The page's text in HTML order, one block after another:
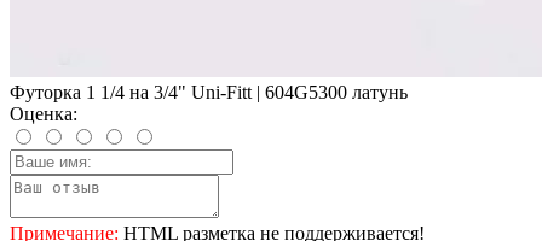
Футорка 1 1/4 на 3/4" Uni-Fitt | 604G5300 латунь
Оценка:
Примечание: HTML разметка не поддерживается!